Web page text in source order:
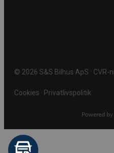
© 2026 S&S Bilhus ApS · CVR-
Cookies · Privatlivspolitik